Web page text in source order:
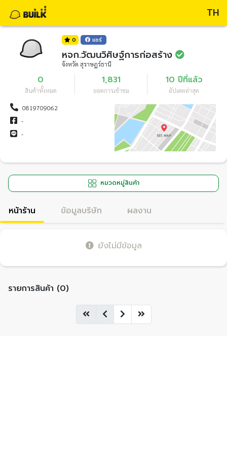
TH
0 แชร์
หจก.วัฒนวิศิษฐ์การก่อสร้าง
จังหวัด สุราษฎร์ธานี
0
สินค้าทั้งหมด
1,831
ยอดการเข้าชม
10 ปีที่แล้ว
อัปเดตล่าสุด
0819709062
-
-
หมวดหมู่สินค้า
หน้าร้าน ข้อมูลบริษัท ผลงาน
ยังไม่มีข้อมูล
รายการสินค้า (0)